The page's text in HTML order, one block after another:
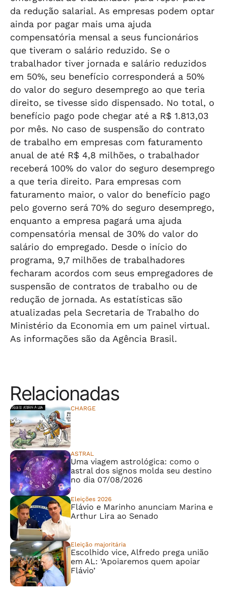
da redução salarial. As empresas podem optar
ainda por pagar mais uma ajuda
compensatória mensal a seus funcionários
que tiveram o salário reduzido. Se o
trabalhador tiver jornada e salário reduzidos
em 50%, seu benefício corresponderá a 50%
do valor do seguro desemprego ao que teria
direito, se tivesse sido dispensado. No total, o
benefício pago pode chegar até a R$ 1.813,03
por mês. No caso de suspensão do contrato
de trabalho em empresas com faturamento
anual de até R$ 4,8 milhões, o trabalhador
receberá 100% do valor do seguro desemprego
a que teria direito. Para empresas com
faturamento maior, o valor do benefício pago
pelo governo será 70% do seguro desemprego,
enquanto a empresa pagará uma ajuda
compensatória mensal de 30% do valor do
salário do empregado. Desde o início do
programa, 9,7 milhões de trabalhadores
fecharam acordos com seus empregadores de
suspensão de contratos de trabalho ou de
redução de jornada. As estatísticas são
atualizadas pela Secretaria de Trabalho do
Ministério da Economia em um painel virtual.
As informações são da Agência Brasil.
Relacionadas
CHARGE
ASTRAL
Uma viagem astrológica: como o
astral dos signos molda seu destino
no dia 07/08/2026
Eleições 2026
Flávio e Marinho anunciam Marina e
Arthur Lira ao Senado
Eleição majoritária
Escolhido vice, Alfredo prega união
em AL: ‘Apoiaremos quem apoiar
Flávio’